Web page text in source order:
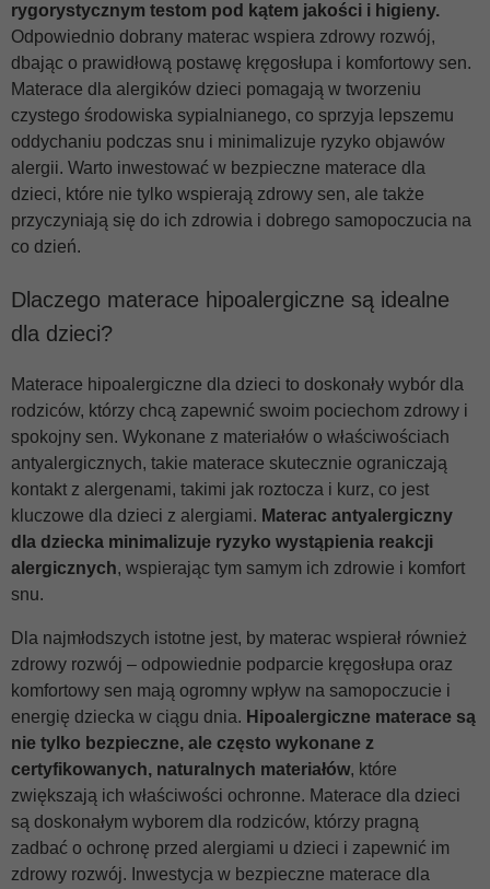
rygorystycznym testom pod kątem jakości i higieny.
Odpowiednio dobrany materac wspiera zdrowy rozwój,
dbając o prawidłową postawę kręgosłupa i komfortowy sen.
Materace dla alergików dzieci pomagają w tworzeniu
czystego środowiska sypialnianego, co sprzyja lepszemu
oddychaniu podczas snu i minimalizuje ryzyko objawów
alergii. Warto inwestować w bezpieczne materace dla
dzieci, które nie tylko wspierają zdrowy sen, ale także
przyczyniają się do ich zdrowia i dobrego samopoczucia na
co dzień.
Dlaczego materace hipoalergiczne są idealne
dla dzieci?
Materace hipoalergiczne dla dzieci to doskonały wybór dla
rodziców, którzy chcą zapewnić swoim pociechom zdrowy i
spokojny sen. Wykonane z materiałów o właściwościach
antyalergicznych, takie materace skutecznie ograniczają
kontakt z alergenami, takimi jak roztocza i kurz, co jest
kluczowe dla dzieci z alergiami. Materac antyalergiczny
dla dziecka minimalizuje ryzyko wystąpienia reakcji
alergicznych, wspierając tym samym ich zdrowie i komfort
snu.
Dla najmłodszych istotne jest, by materac wspierał również
zdrowy rozwój – odpowiednie podparcie kręgosłupa oraz
komfortowy sen mają ogromny wpływ na samopoczucie i
energię dziecka w ciągu dnia. Hipoalergiczne materace są
nie tylko bezpieczne, ale często wykonane z
certyfikowanych, naturalnych materiałów, które
zwiększają ich właściwości ochronne. Materace dla dzieci
są doskonałym wyborem dla rodziców, którzy pragną
zadbać o ochronę przed alergiami u dzieci i zapewnić im
zdrowy rozwój. Inwestycja w bezpieczne materace dla